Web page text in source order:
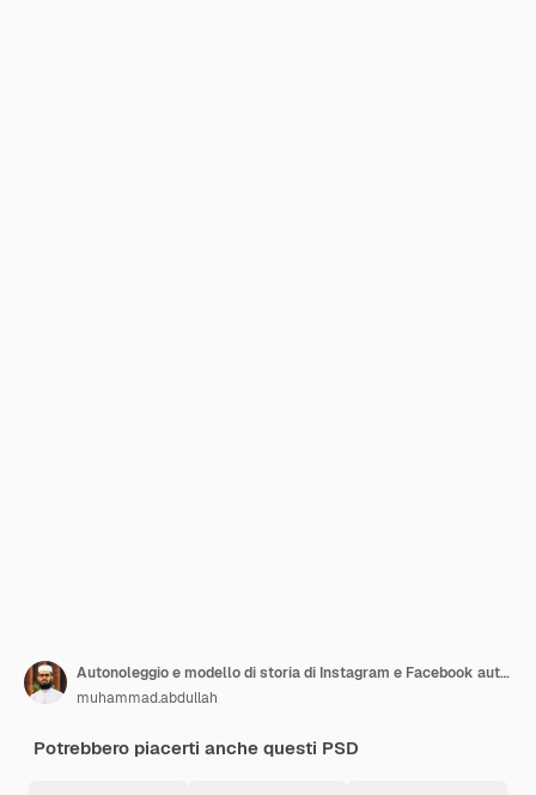
Autonoleggio e modello di storia di Instagram e Facebook automobilistico
muhammad.abdullah
Potrebbero piacerti anche questi PSD